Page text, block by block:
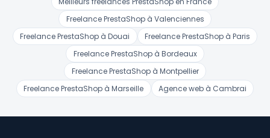
Freelance PrestaShop à Valenciennes
Freelance PrestaShop à Douai
Freelance PrestaShop à Paris
Freelance PrestaShop à Bordeaux
Freelance PrestaShop à Montpellier
Freelance PrestaShop à Marseille
Agence web à Cambrai